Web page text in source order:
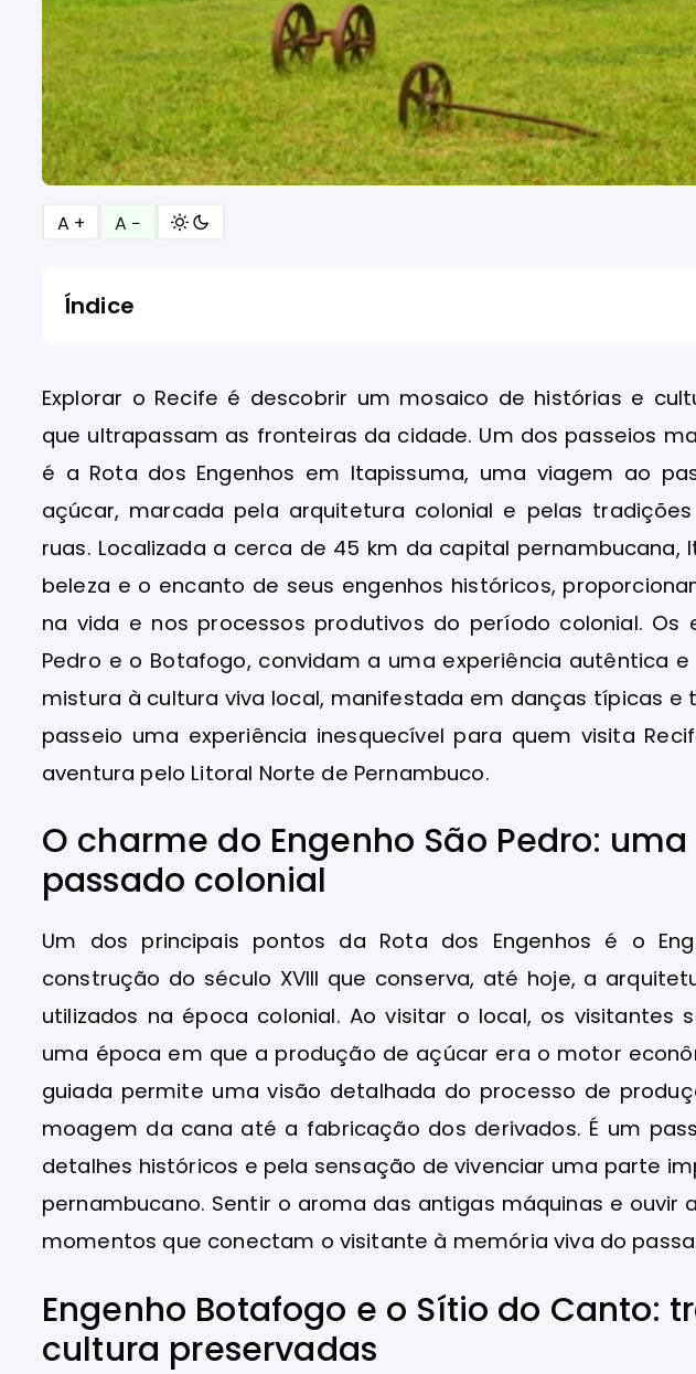
A + A −
Índice
Explorar o Recife é descobrir um mosaico de histórias e
que ultrapassam as fronteiras da cidade. Um dos passeios
é a Rota dos Engenhos em Itapissuma, uma viagem ao
açúcar, marcada pela arquitetura colonial e pelas
ruas. Localizada a cerca de 45 km da capital pernambucana,
beleza e o encanto de seus engenhos históricos,
na vida e nos processos produtivos do período colonial. Os
Pedro e o Botafogo, convidam a uma experiência autêntica
mistura à cultura viva local, manifestada em danças típicas e
passeio uma experiência inesquecível para quem visita
aventura pelo Litoral Norte de Pernambuco.
O charme do Engenho São Pedro:
passado colonial
Um dos principais pontos da Rota dos Engenhos é o
construção do século XVIII que conserva, até hoje, a
utilizados na época colonial. Ao visitar o local, os visitantes
uma época em que a produção de açúcar era o motor
guiada permite uma visão detalhada do processo de
moagem da cana até a fabricação dos derivados. É um
detalhes históricos e pela sensação de vivenciar uma parte
pernambucano. Sentir o aroma das antigas máquinas e ouvir
momentos que conectam o visitante à memória viva do
Engenho Botafogo e o Sítio do Canto:
cultura preservadas